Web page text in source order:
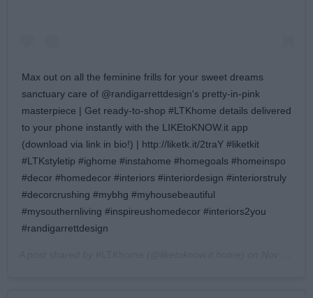
Max out on all the feminine frills for your sweet dreams
sanctuary care of @randigarrettdesign's pretty-in-pink
masterpiece | Get ready-to-shop #LTKhome details delivered
to your phone instantly with the LIKEtoKNOW.it app
(download via link in bio!) | http://liketk.it/2traY #liketkit
#LTKstyletip #ighome #instahome #homegoals #homeinspo
#decor #homedecor #interiors #interiordesign #interiorstruly
#decorcrushing #mybhg #myhousebeautiful
#mysouthernliving #inspireushomedecor #interiors2you
#randigarrettdesign